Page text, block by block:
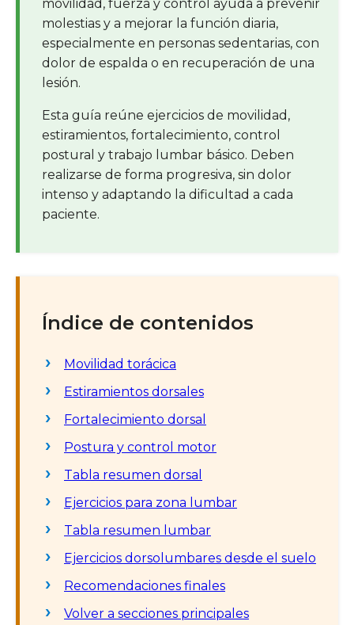
movilidad, fuerza y control ayuda a prevenir
molestias y a mejorar la función diaria,
especialmente en personas sedentarias, con
dolor de espalda o en recuperación de una
lesión.
Esta guía reúne ejercicios de movilidad,
estiramientos, fortalecimiento, control
postural y trabajo lumbar básico. Deben
realizarse de forma progresiva, sin dolor
intenso y adaptando la dificultad a cada
paciente.
Índice de contenidos
Movilidad torácica
Estiramientos dorsales
Fortalecimiento dorsal
Postura y control motor
Tabla resumen dorsal
Ejercicios para zona lumbar
Tabla resumen lumbar
Ejercicios dorsolumbares desde el suelo
Recomendaciones finales
Volver a secciones principales